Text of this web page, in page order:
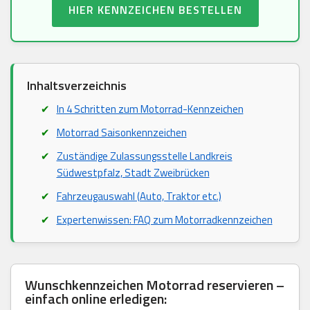
HIER KENNZEICHEN BESTELLEN
Inhaltsverzeichnis
In 4 Schritten zum Motorrad-Kennzeichen
Motorrad Saisonkennzeichen
Zuständige Zulassungsstelle Landkreis
Südwestpfalz, Stadt Zweibrücken
Fahrzeugauswahl (Auto, Traktor etc.)
Expertenwissen: FAQ zum Motorradkennzeichen
Wunschkennzeichen Motorrad reservieren –
einfach online erledigen: